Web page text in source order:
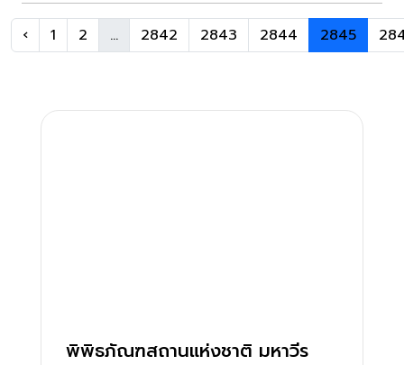
‹ 1 2 ... 2842 2843 2844 2845
พิพิธภัณฑสถานแห่งชาติ มหาวีร